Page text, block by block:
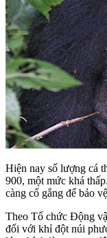
Hiện nay số lượng cá
900, một mức khá
càng cố gắng để bảo
Theo Tổ chức Động
đối với khỉ đột núi